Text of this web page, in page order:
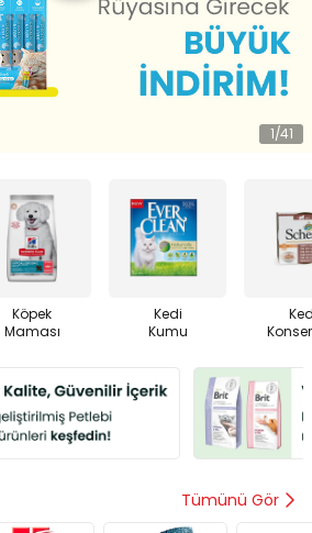
1/41
Köpek
Maması
Kedi
Kumu
Tümünü Gör